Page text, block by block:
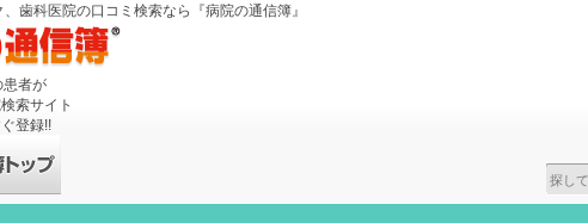
歯科医院の口コミ検索なら『病院の通信簿』
患者が
索サイト
登録!!